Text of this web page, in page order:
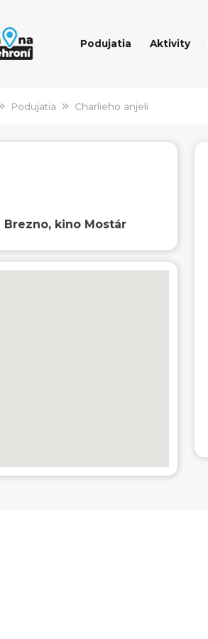
Podujatia Aktivity
Podujatia Charlieho anjeli
Brezno, kino Mostár